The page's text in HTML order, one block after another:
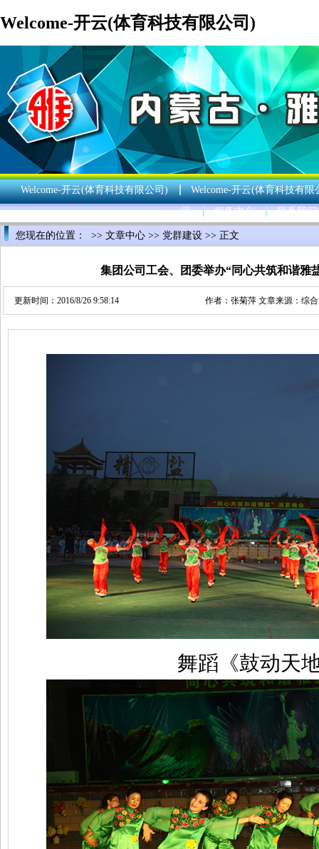
Welcome-开云(体育科技有限公司)
Welcome-开云(体育科技有限公司)
Welcome-开云(体育科技有限
采
服务中心 联系我们
您现在的位置： >> 文章中心 >> 党群建设 >> 正文
集团公司工会、团委举办“同心共筑和谐雅
更新时间：2016/8/26 9:58:14 作者： 张菊萍文章来源： 综
舞蹈《鼓动天